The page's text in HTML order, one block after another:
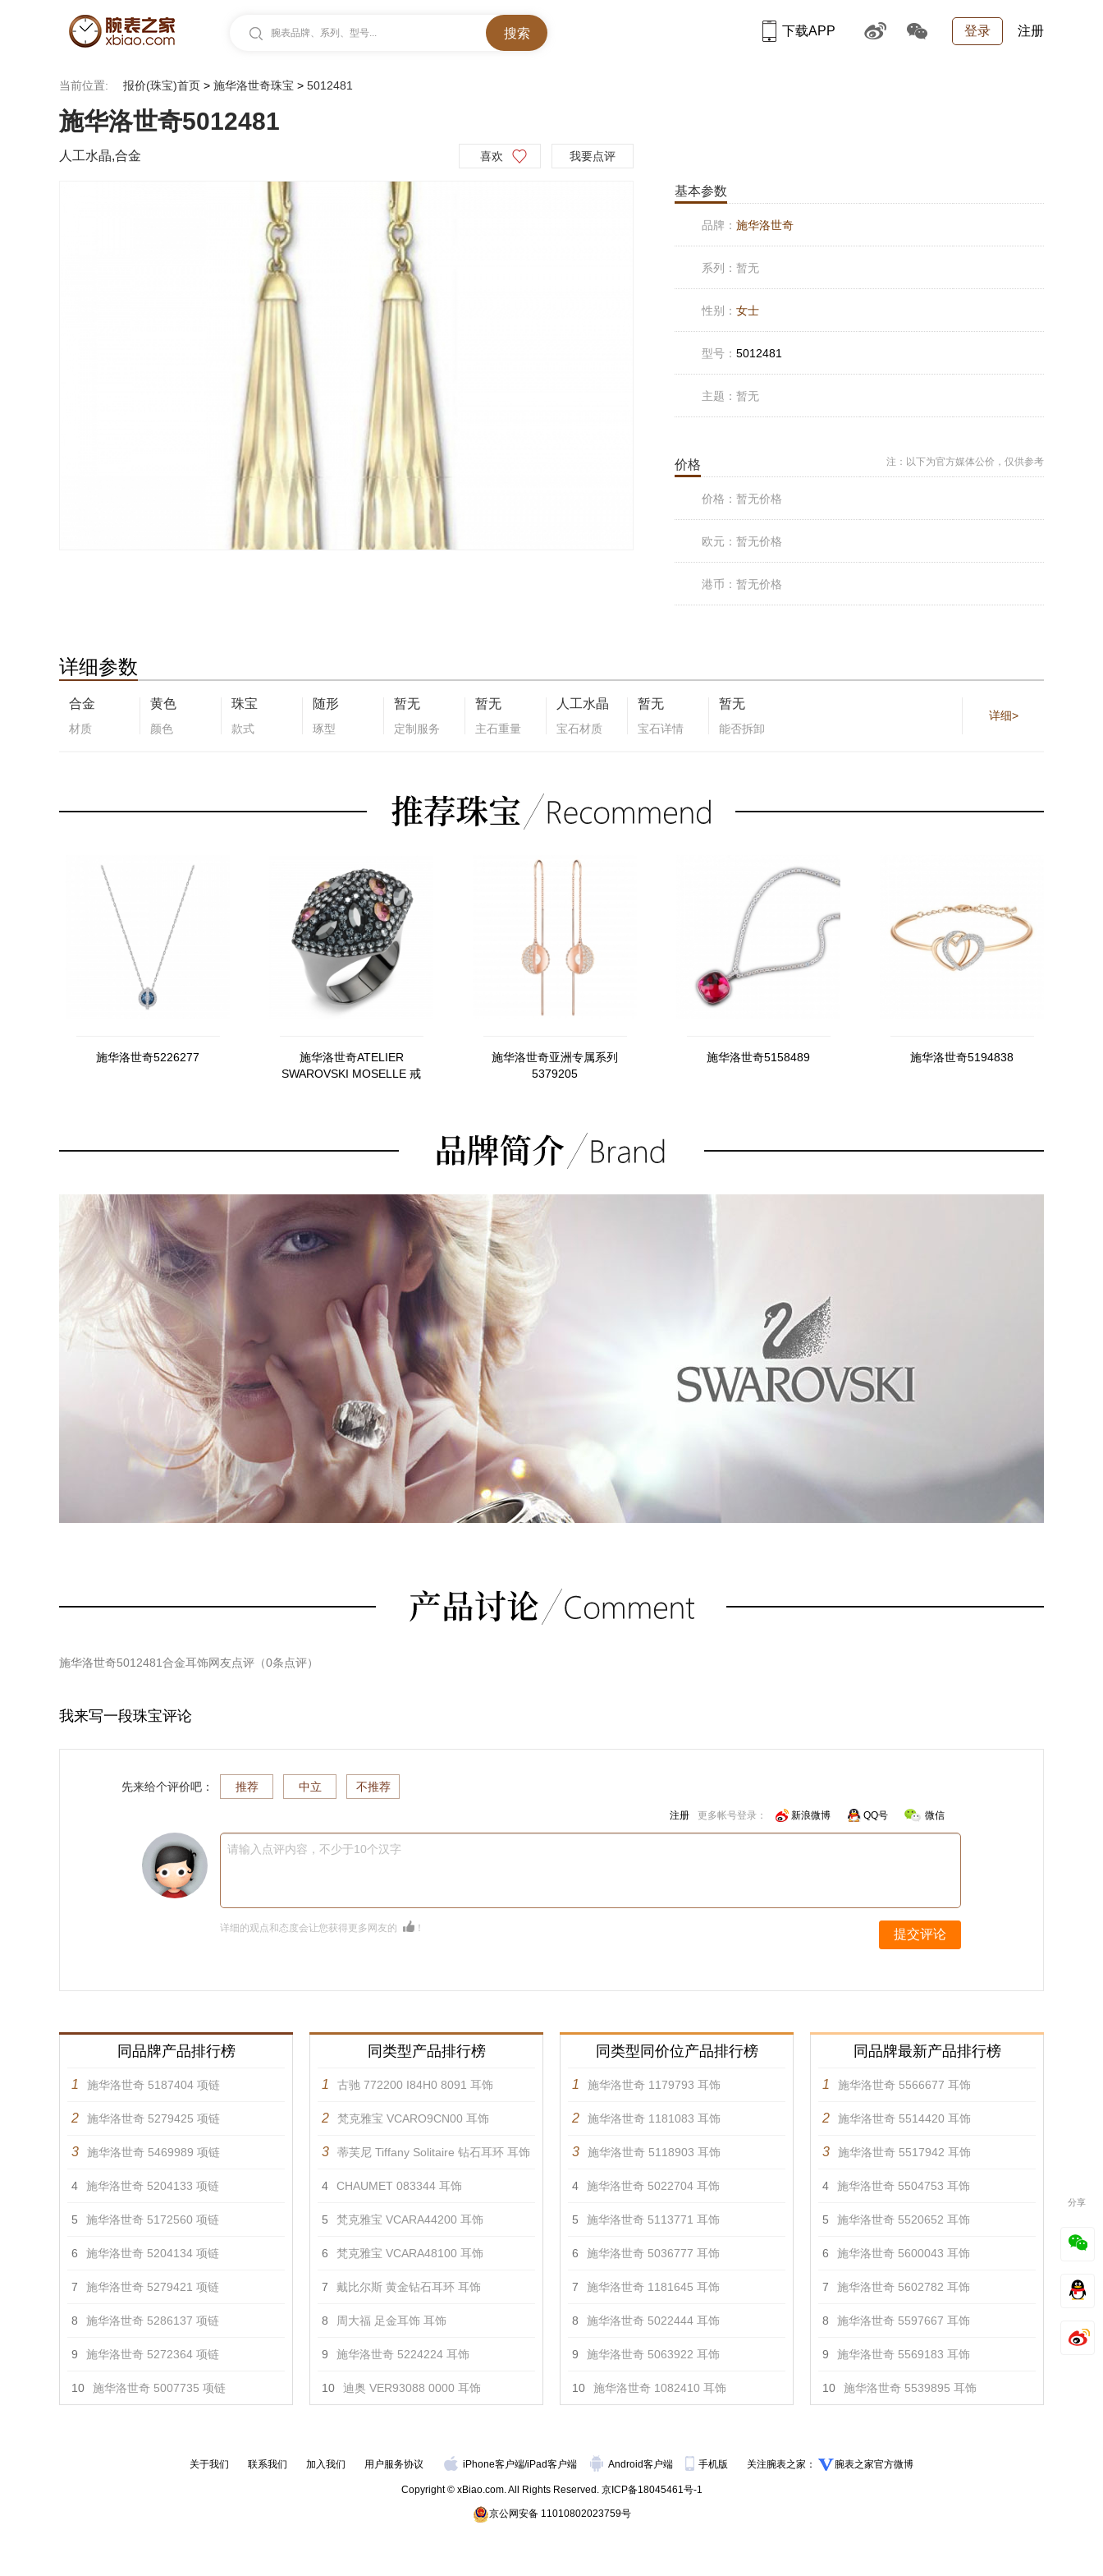
腕表品牌、系列、型号... 登录 注册
下载APP
当前位置: 报价(珠宝)首页 > 施华洛世奇珠宝 > 5012481
施华洛世奇5012481
人工水晶,合金 喜欢 我要点评
基本参数
品牌： 施华洛世奇
系列： 暂无
性别： 女士
型号： 5012481
主题： 暂无
价格 注：以下为官方媒体公价，仅供参考
价格： 暂无价格
欧元： 暂无价格
港币： 暂无价格
详细参数
合金
材质
黄色
颜色
珠宝
款式
随形
琢型
暂无
定制服务
暂无
主石重量
人工水晶
宝石材质
暂无
宝石详情
暂无
能否拆卸
详细>
施华洛世奇5226277
施华洛世奇ATELIER
SWAROVSKI MOSELLE 戒
施华洛世奇亚洲专属系列
5379205
施华洛世奇5158489 施华洛世奇5194838
施华洛世奇5012481合金耳饰网友点评（0条点评）
我来写一段珠宝评论
先来给个评价吧： 推荐 中立 不推荐
注册 更多帐号登录： 新浪微博 QQ号 微信
请输入点评内容，不少于10个汉字
详细的观点和态度会让您获得更多网友的 ！ 提交评论
同品牌产品排行榜
1 施华洛世奇 5187404 项链
2 施华洛世奇 5279425 项链
3 施华洛世奇 5469989 项链
4 施华洛世奇 5204133 项链
5 施华洛世奇 5172560 项链
6 施华洛世奇 5204134 项链
7 施华洛世奇 5279421 项链
8 施华洛世奇 5286137 项链
9 施华洛世奇 5272364 项链
10 施华洛世奇 5007735 项链
同类型产品排行榜
1 古驰 772200 I84H0 8091 耳饰
2 梵克雅宝 VCARO9CN00 耳饰
3 蒂芙尼 Tiffany Solitaire 钻石耳环 耳饰
4 CHAUMET 083344 耳饰
5 梵克雅宝 VCARA44200 耳饰
6 梵克雅宝 VCARA48100 耳饰
7 戴比尔斯 黄金钻石耳环 耳饰
8 周大福 足金耳饰 耳饰
9 施华洛世奇 5224224 耳饰
10 迪奥 VER93088 0000 耳饰
同类型同价位产品排行榜
1 施华洛世奇 1179793 耳饰
2 施华洛世奇 1181083 耳饰
3 施华洛世奇 5118903 耳饰
4 施华洛世奇 5022704 耳饰
5 施华洛世奇 5113771 耳饰
6 施华洛世奇 5036777 耳饰
7 施华洛世奇 1181645 耳饰
8 施华洛世奇 5022444 耳饰
9 施华洛世奇 5063922 耳饰
10 施华洛世奇 1082410 耳饰
同品牌最新产品排行榜
1 施华洛世奇 5566677 耳饰
2 施华洛世奇 5514420 耳饰
3 施华洛世奇 5517942 耳饰
4 施华洛世奇 5504753 耳饰
5 施华洛世奇 5520652 耳饰
6 施华洛世奇 5600043 耳饰
7 施华洛世奇 5602782 耳饰
8 施华洛世奇 5597667 耳饰
9 施华洛世奇 5569183 耳饰
10 施华洛世奇 5539895 耳饰
关于我们 联系我们 加入我们 用户服务协议 iPhone客户端/iPad客户端 Android客户端 手机版 关注腕表之家： 腕表之家官方微博
Copyright © xBiao.com. All Rights Reserved. 京ICP备18045461号-1
京公网安备 11010802023759号
分享